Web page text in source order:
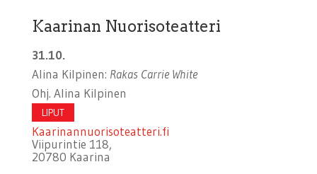
Kaarinan Nuorisoteatteri
31.10.
Alina Kilpinen: Rakas Carrie White
Ohj. Alina Kilpinen
LIPUT
Kaarinannuorisoteatteri.fi
Viipurintie 118,
20780 Kaarina